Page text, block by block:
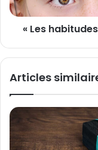
« Les
Articles